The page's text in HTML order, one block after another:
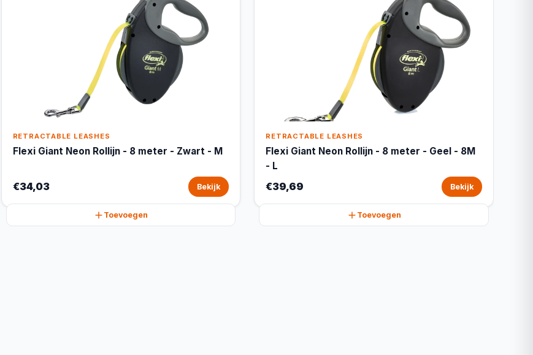
RETRACTABLE LEASHES
Flexi Giant Neon Rollijn - 8 meter - Zwart - M
€34,03 Bekijk
Toevoegen
RETRACTABLE LEASHES
Flexi Giant Neon Rollijn - 8 meter - Geel - 8M
- L
€39,69 Bekijk
Toevoegen